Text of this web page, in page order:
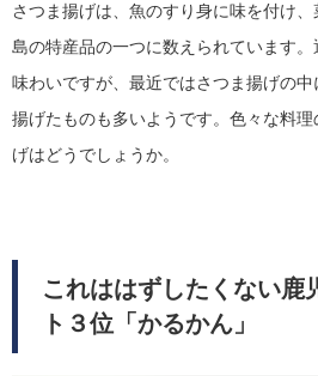
さつま揚げは、魚のすり身に味を付け
島の特産品の一つに数えられています
味わいですが、最近ではさつま揚げの
揚げたものも多いようです。色々な料
げはどうでしょうか。
これははずしたくない鹿
ト３位「かるかん」